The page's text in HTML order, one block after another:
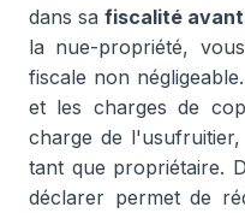
dans sa fiscalité
la nue-propriété,
fiscale non
et les charges de
charge de
tant que propriétaire.
déclarer permet de